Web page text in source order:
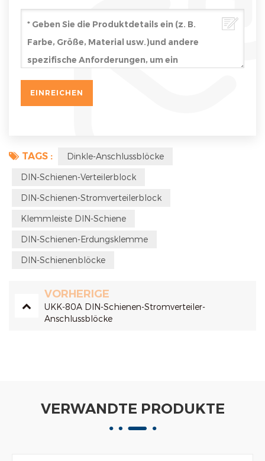
TAGS : Dinkle-Anschlussblöcke
DIN-Schienen-Verteilerblock
DIN-Schienen-Stromverteilerblock
Klemmleiste DIN-Schiene
DIN-Schienen-Erdungsklemme
DIN-Schienenblöcke
VORHERIGE
UKK-80A DIN-Schienen-Stromverteiler-
Anschlussblöcke
VERWANDTE PRODUKTE